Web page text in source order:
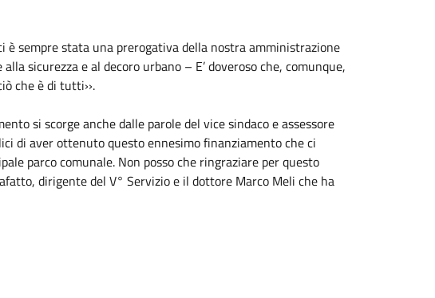
è sempre stata una prerogativa della nostra amministrazione
sicurezza e al decoro urbano – E’ doveroso che, comunque,
che è di tutti››.
si scorge anche dalle parole del vice sindaco e assessore
di aver ottenuto questo ennesimo finanziamento che ci
parco comunale. Non posso che ringraziare per questo
dirigente del V° Servizio e il dottore Marco Meli che ha